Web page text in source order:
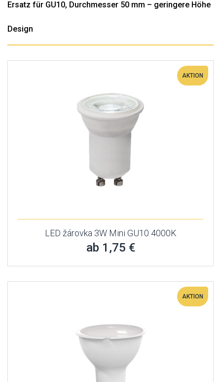
Ersatz für GU10, Durchmesser 50 mm – geringere Höhe
Design
AKTION
LED žárovka 3W Mini GU10 4000K
ab 1,75 €
AKTION